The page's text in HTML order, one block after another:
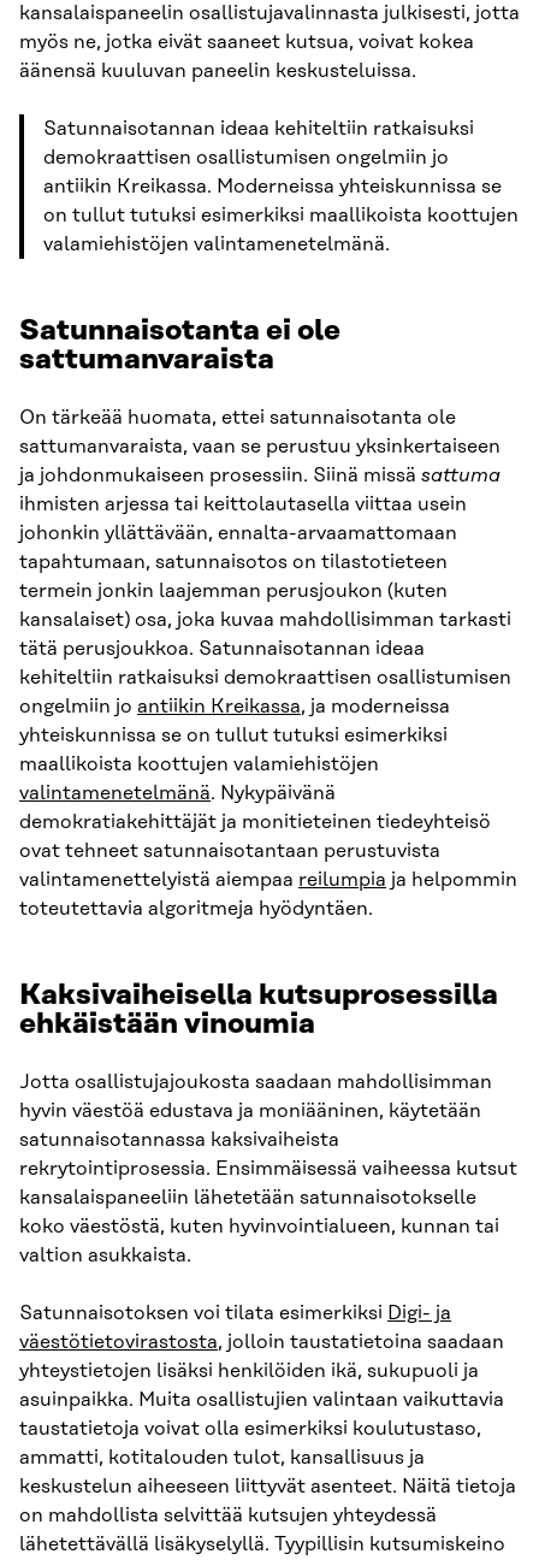
kansalaispaneelin osallistujavalinnasta julkisesti, jotta
myös ne, jotka eivät saaneet kutsua, voivat kokea
äänensä kuuluvan paneelin keskusteluissa.
Satunnaisotannan ideaa kehiteltiin ratkaisuksi
demokraattisen osallistumisen ongelmiin jo
antiikin Kreikassa. Moderneissa yhteiskunnissa se
on tullut tutuksi esimerkiksi maallikoista koottujen
valamiehistöjen valintamenetelmänä.
Satunnaisotanta ei ole
sattumanvaraista
On tärkeää huomata, ettei satunnaisotanta ole
sattumanvaraista, vaan se perustuu yksinkertaiseen
ja johdonmukaiseen prosessiin. Siinä missä sattuma
ihmisten arjessa tai keittolautasella viittaa usein
johonkin yllättävään, ennalta-arvaamattomaan
tapahtumaan, satunnaisotos on tilastotieteen
termein jonkin laajemman perusjoukon (kuten
kansalaiset) osa, joka kuvaa mahdollisimman tarkasti
tätä perusjoukkoa. Satunnaisotannan ideaa
kehiteltiin ratkaisuksi demokraattisen osallistumisen
ongelmiin jo antiikin Kreikassa, ja moderneissa
yhteiskunnissa se on tullut tutuksi esimerkiksi
maallikoista koottujen valamiehistöjen
valintamenetelmänä. Nykypäivänä
demokratiakehittäjät ja monitieteinen tiedeyhteisö
ovat tehneet satunnaisotantaan perustuvista
valintamenettelyistä aiempaa reilumpia ja helpommin
toteutettavia algoritmeja hyödyntäen.
Kaksivaiheisella kutsuprosessilla
ehkäistään vinoumia
Jotta osallistujajoukosta saadaan mahdollisimman
hyvin väestöä edustava ja moniääninen, käytetään
satunnaisotannassa kaksivaiheista
rekrytointiprosessia. Ensimmäisessä vaiheessa kutsut
kansalaispaneeliin lähetetään satunnaisotokselle
koko väestöstä, kuten hyvinvointialueen, kunnan tai
valtion asukkaista.
Satunnaisotoksen voi tilata esimerkiksi Digi- ja
väestötietovirastosta, jolloin taustatietoina saadaan
yhteystietojen lisäksi henkilöiden ikä, sukupuoli ja
asuinpaikka. Muita osallistujien valintaan vaikuttavia
taustatietoja voivat olla esimerkiksi koulutustaso,
ammatti, kotitalouden tulot, kansallisuus ja
keskustelun aiheeseen liittyvät asenteet. Näitä tietoja
on mahdollista selvittää kutsujen yhteydessä
lähetettävällä lisäkyselyllä. Tyypillisin kutsumiskeino